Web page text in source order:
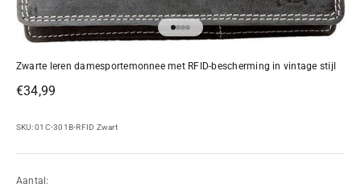
Naar artikel 1
Naar artikel 2
Naar artikel 3
Naar artikel 4
Zwarte leren damesportemonnee met RFID-bescherming in vintage stijl
Aanbiedingsprijs
€34,99
SKU: 01C-301B-RFID Zwart
Aantal: